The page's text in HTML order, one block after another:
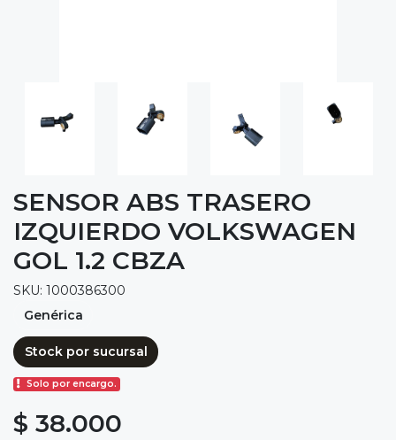
SENSOR ABS TRASERO
IZQUIERDO VOLKSWAGEN
GOL 1.2 CBZA
SKU: 1000386300
Genérica
Stock por sucursal
Solo por encargo.
$ 38.000